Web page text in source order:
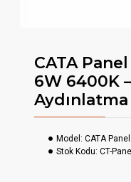
CATA
6W 6400K
Aydınlatma
Model: CATA
Stok Kodu: CT-